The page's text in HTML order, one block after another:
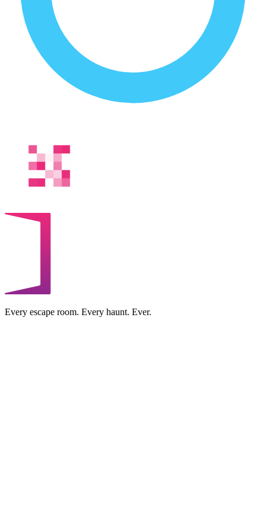
Every escape room. Every haunt. Ever.